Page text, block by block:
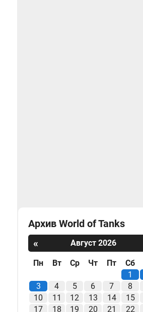
Архив World of Tanks
«
Август 2026
Пн Вт Ср Чт Пт
Сб
1
3
4 5 6 7
8
10
11 12 13 14
15
17
18 19 20 21
22